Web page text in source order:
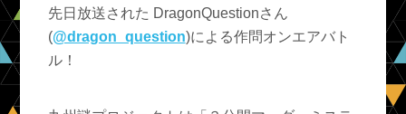
先日放送された DragonQuestionさん
(@dragon_question)による作問オンエアバト
ル！